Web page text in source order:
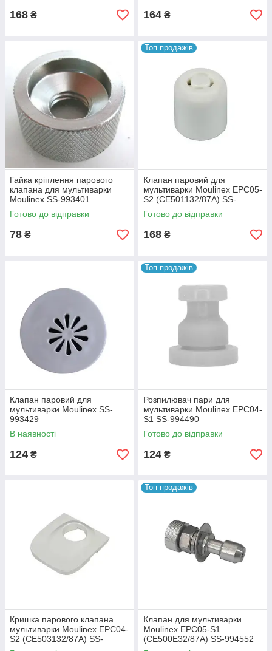
168 ₴ 164 ₴
Гайка кріплення парового
клапана для мультиварки
Moulinex SS-993401
Готово до відправки
78 ₴
Топ продажів
Клапан паровий для
мультиварки Moulinex EPC05-
S2 (CE501132/87A) SS-
994583
Готово до відправки
168 ₴
Клапан паровий для
мультиварки Moulinex SS-
993429
В наявності
124 ₴
Топ продажів
Розпилювач пари для
мультиварки Moulinex EPC04-
S1 SS-994490
Готово до відправки
124 ₴
Кришка парового клапана
мультиварки Moulinex EPC04-
S2 (CE503132/87A) SS-
994535
Топ продажів
Клапан для мультиварки
Moulinex EPC05-S1
(CE500E32/87A) SS-994552